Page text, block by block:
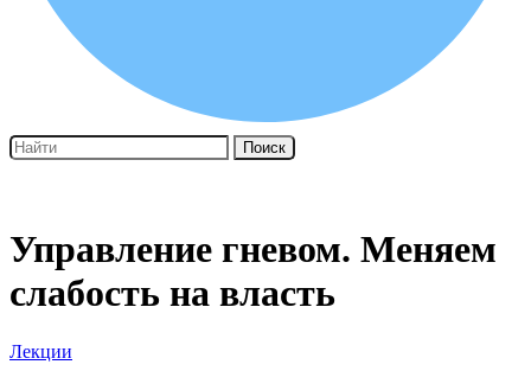
Поиск
Управление гневом. Меняем
слабость на власть
Лекции